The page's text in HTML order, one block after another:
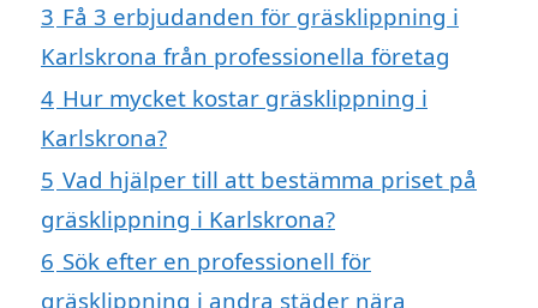
3 Få 3 erbjudanden för gräsklippning i
Karlskrona från professionella företag
4 Hur mycket kostar gräsklippning i
Karlskrona?
5 Vad hjälper till att bestämma priset på
gräsklippning i Karlskrona?
6 Sök efter en professionell för
gräsklippning i andra städer nära